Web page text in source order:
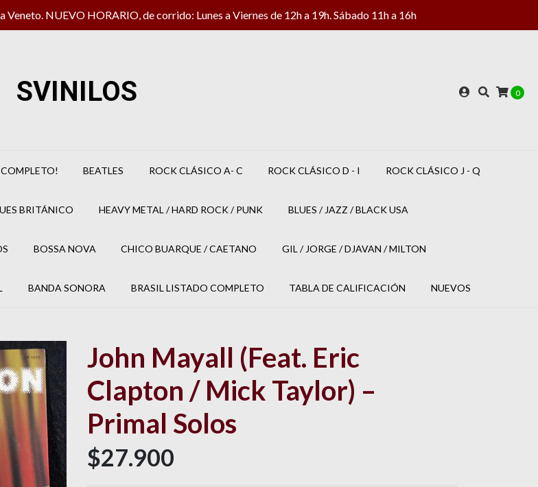
NUEVO HORARIO, de corrido: Lunes a Viernes de 12h a 19h. Sábado 11h a 16h
SVINILOS 0
BEATLES ROCK CLÁSICO A- C ROCK CLÁSICO D - I ROCK CLÁSICO J - Q
BRITÁNICO HEAVY METAL / HARD ROCK / PUNK BLUES / JAZZ / BLACK USA
BOSSA NOVA CHICO BUARQUE / CAETANO GIL / JORGE / DJAVAN / MILTON
BANDA SONORA BRASIL LISTADO COMPLETO TABLA DE CALIFICACIÓN NUEVOS
John Mayall (Feat. Eric
Clapton / Mick Taylor) –
Primal Solos
$27.900